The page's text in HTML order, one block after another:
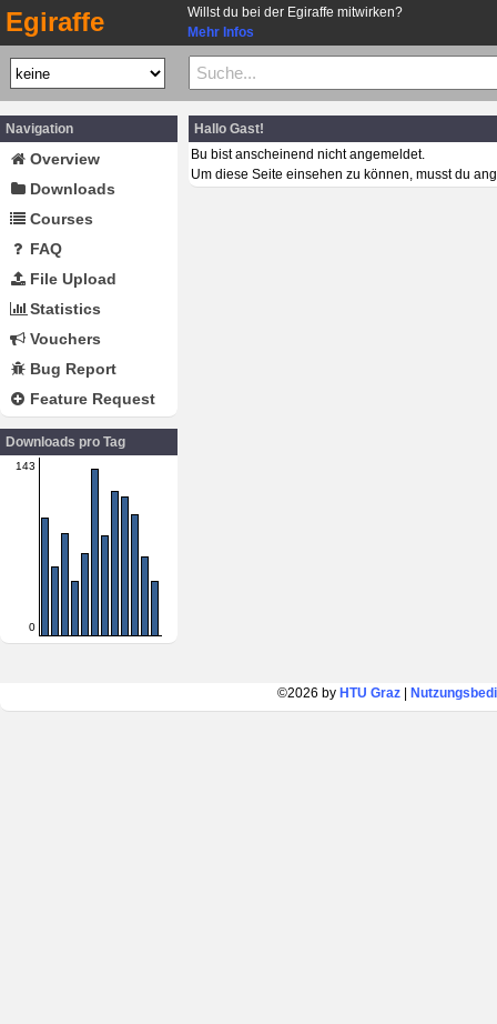
Egiraffe
Willst du bei der Egiraffe mitwirken?
Mehr Infos
Navigation
Overview
Downloads
Courses
FAQ
File Upload
Statistics
Vouchers
Bug Report
Feature Request
Downloads pro Tag
143
0
Hallo Gast!
Bu bist anscheinend nicht angemeldet.
Um diese Seite einsehen zu können, musst du
©2026 by HTU Graz|